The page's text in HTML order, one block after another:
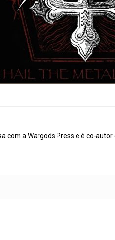
com a Wargods Press e é co-